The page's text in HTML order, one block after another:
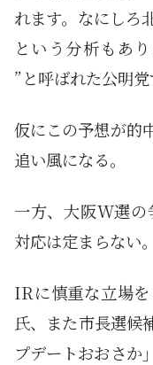
れます。なにしろ
という分析もあ
”と呼ばれた公明
仮にこの予想が的
追い風になる。
一方、大阪W選
対応は定まらない。
IRに慎重な立場
氏、また市長選候
プデートおおさか